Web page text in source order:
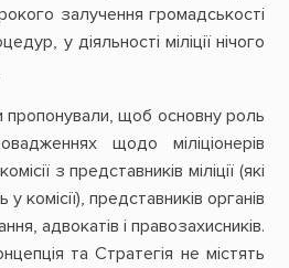
залучення громадськості
у діяльності міліції нічого
пропонували, щоб основну роль
щодо міліціонерів
з представників міліції (які
комісії), представників органів
адвокатів і правозахисників.
та Стратегія не містять